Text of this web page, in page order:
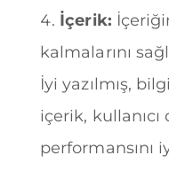
İçerik:
kalmalarını
İyi yazılmış,
içerik,
performansını